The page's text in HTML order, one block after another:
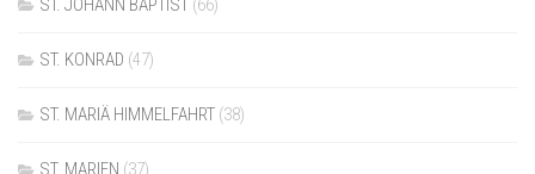
ST. KONRAD (47)
ST. MARIÄ HIMMELFAHRT (38)
ST. MARIEN (37)